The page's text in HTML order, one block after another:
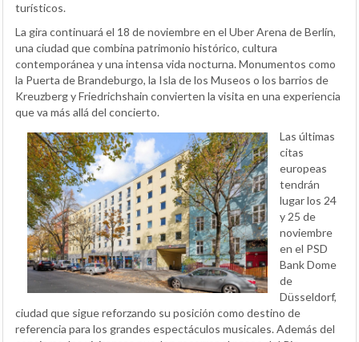
turísticos.
La gira continuará el 18 de noviembre en el Uber Arena de Berlín,
una ciudad que combina patrimonio histórico, cultura
contemporánea y una intensa vida nocturna. Monumentos como
la Puerta de Brandeburgo, la Isla de los Museos o los barrios de
Kreuzberg y Friedrichshain convierten la visita en una experiencia
que va más allá del concierto.
Las últimas
citas
europeas
tendrán
lugar los 24
y 25 de
noviembre
en el PSD
Bank Dome
de
Düsseldorf,
ciudad que sigue reforzando su posición como destino de
referencia para los grandes espectáculos musicales. Además del